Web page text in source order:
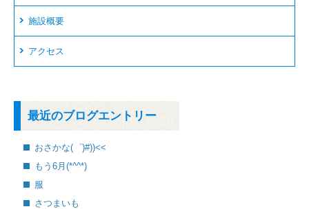
施設概要
アクセス
最近のブログエントリー
おさかな(゜)#))<<
もう6月(*^^*)
服
さつまいも